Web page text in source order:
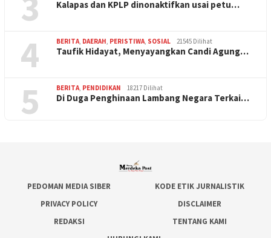
Kalapas dan KPLP dinonaktifkan usai petu…
4 BERITA, DAERAH, PERISTIWA, SOSIAL 21545 Dilihat
Taufik Hidayat, Menyayangkan Candi Agung…
5 BERITA, PENDIDIKAN 18217 Dilihat
Di Duga Penghinaan Lambang Negara Terkai…
PEDOMAN MEDIA SIBER
KODE ETIK JURNALISTIK
PRIVACY POLICY
DISCLAIMER
REDAKSI
TENTANG KAMI